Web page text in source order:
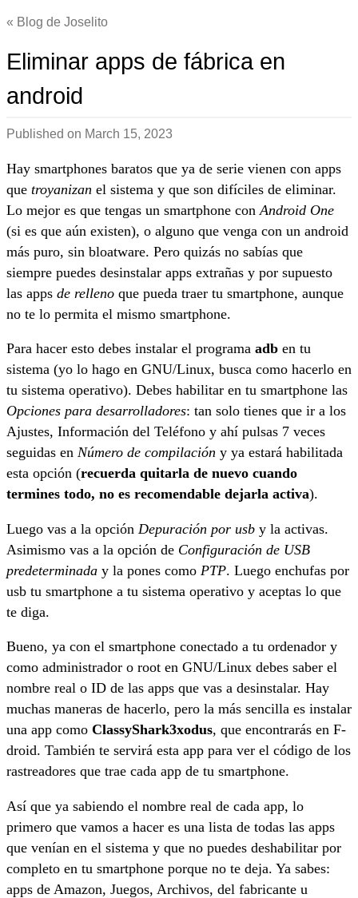
Blog de Joselito
Eliminar apps de fábrica en
android
Published on March 15, 2023
Hay smartphones baratos que ya de serie vienen con apps
que troyanizan el sistema y que son difíciles de eliminar.
Lo mejor es que tengas un smartphone con Android One
(si es que aún existen), o alguno que venga con un android
más puro, sin bloatware. Pero quizás no sabías que
siempre puedes desinstalar apps extrañas y por supuesto
las apps de relleno que pueda traer tu smartphone, aunque
no te lo permita el mismo smartphone.
Para hacer esto debes instalar el programa adb en tu
sistema (yo lo hago en GNU/Linux, busca como hacerlo en
tu sistema operativo). Debes habilitar en tu smartphone las
Opciones para desarrolladores: tan solo tienes que ir a los
Ajustes, Información del Teléfono y ahí pulsas 7 veces
seguidas en Número de compilación y ya estará habilitada
esta opción (recuerda quitarla de nuevo cuando
termines todo, no es recomendable dejarla activa).
Luego vas a la opción Depuración por usb y la activas.
Asimismo vas a la opción de Configuración de USB
predeterminada y la pones como PTP. Luego enchufas por
usb tu smartphone a tu sistema operativo y aceptas lo que
te diga.
Bueno, ya con el smartphone conectado a tu ordenador y
como administrador o root en GNU/Linux debes saber el
nombre real o ID de las apps que vas a desinstalar. Hay
muchas maneras de hacerlo, pero la más sencilla es instalar
una app como ClassyShark3xodus, que encontrarás en F-
droid. También te servirá esta app para ver el código de los
rastreadores que trae cada app de tu smartphone.
Así que ya sabiendo el nombre real de cada app, lo
primero que vamos a hacer es una lista de todas las apps
que venían en el sistema y que no puedes deshabilitar por
completo en tu smartphone porque no te deja. Ya sabes:
apps de Amazon, Juegos, Archivos, del fabricante u